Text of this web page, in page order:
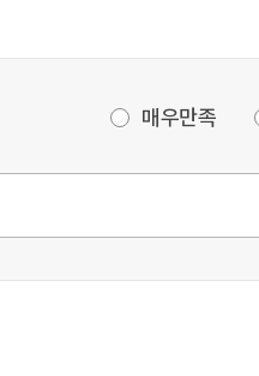
매우만족